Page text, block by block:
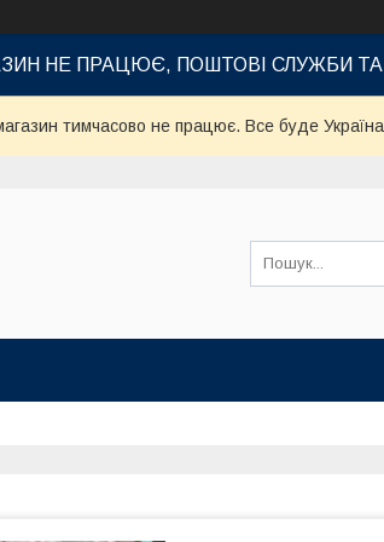
НЕ ПРАЦЮЄ, ПОШТОВІ СЛУЖБИ
тимчасово не працює. Все буде